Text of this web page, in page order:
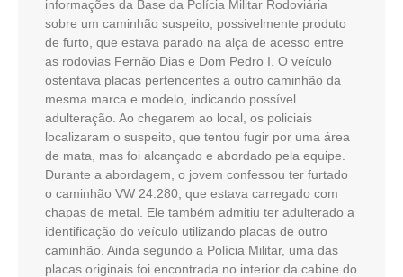
informações da Base da Polícia Militar Rodoviária
sobre um caminhão suspeito, possivelmente produto
de furto, que estava parado na alça de acesso entre
as rodovias Fernão Dias e Dom Pedro I. O veículo
ostentava placas pertencentes a outro caminhão da
mesma marca e modelo, indicando possível
adulteração. Ao chegarem ao local, os policiais
localizaram o suspeito, que tentou fugir por uma área
de mata, mas foi alcançado e abordado pela equipe.
Durante a abordagem, o jovem confessou ter furtado
o caminhão VW 24.280, que estava carregado com
chapas de metal. Ele também admitiu ter adulterado a
identificação do veículo utilizando placas de outro
caminhão. Ainda segundo a Polícia Militar, uma das
placas originais foi encontrada no interior da cabine do